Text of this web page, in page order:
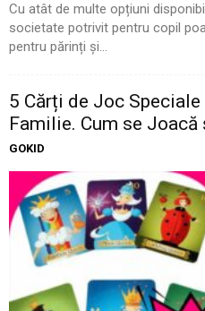
Cu atât de multe opțiuni
societate potrivit pentru copil
pentru părinți și...
5 Cărți de Joc
Familie. Cum se Joacă
GOKID